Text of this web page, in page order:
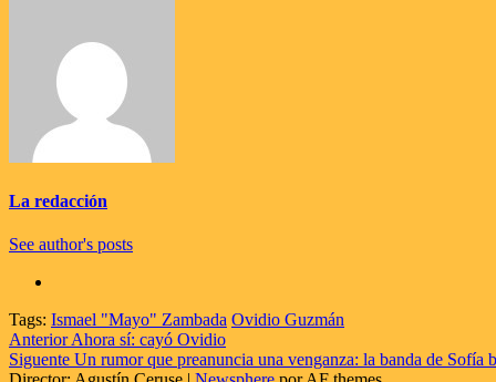
La redacción
See author's posts
Tags: Ismael "Mayo" Zambada Ovidio Guzmán
Navegación
de
AnteriorAhora sí: cayó Ovidio
Siguente Un rumor que preanuncia una venganza: la banda de